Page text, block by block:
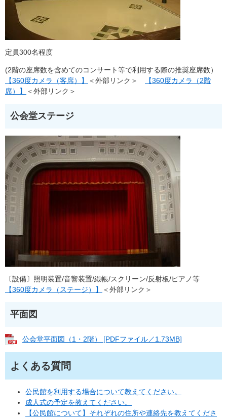
定員300名程度
(2階の座席数を含めてのコンサート等で利用する際の推奨座席数）
【360度カメラ（客席）】
＜外部リンク＞
【360度カメラ（2階
席）】
＜外部リンク＞
公会堂ステージ
〔設備〕照明装置/音響装置/緞帳/スクリーン/反射板/ピアノ等
【360度カメラ（ステージ）】
＜外部リンク＞
平面図
公会堂平面図（1・2階） [PDFファイル／1.73MB]
よくある質問
公民館を利用する場合について教えてください。
成人式の予定を教えてください。
【公民館について】それぞれの住所や連絡先を教えてくださ